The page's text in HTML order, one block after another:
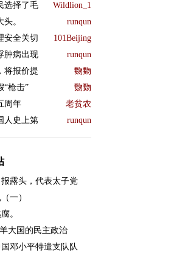
选择了毛 Wildlion_1
。 runqun
安全关切 101Beijing
肿病出现 runqun
将报价提 覅覅
“枪击” 覅覅
周年 老贫农
人史上第 runqun
露头，代表太子党
一）
。
大国的民主政治
邓小平特遣支队队